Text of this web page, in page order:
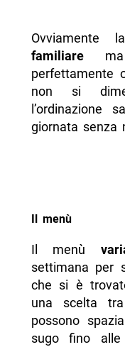
familiarema
perfettamente
non si
l’ordinazione
giornata senza
Il menù
Il menù
settimana per
che si è
una scelta
possono
sugo fino alle